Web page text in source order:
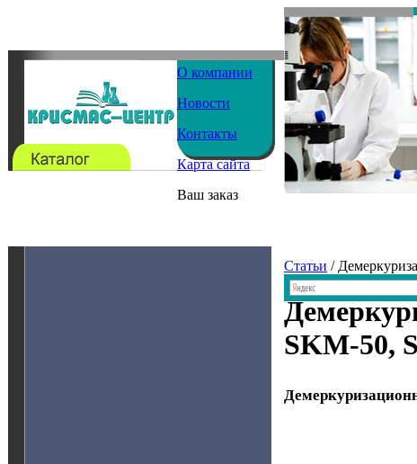
О компании
Новости
Контакты
Карта сайта
Ваш заказ
Статьи /
SKM-50,